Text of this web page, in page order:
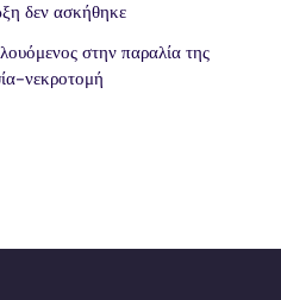
δεν ασκήθηκε
στην παραλία της
νεκροτομή